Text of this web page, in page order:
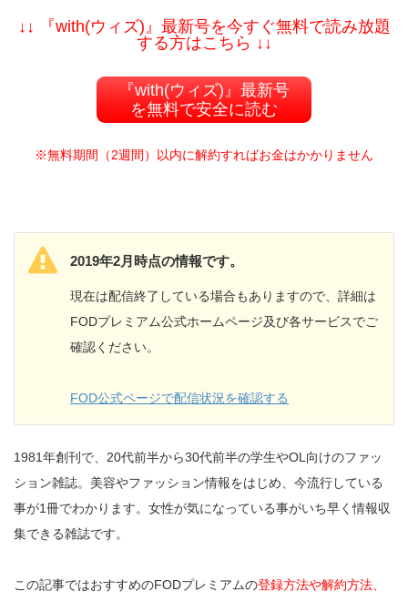
↓↓ 『with(ウィズ)』最新号を今すぐ無料で読み放題
する方はこちら ↓↓
『with(ウィズ)』最新号
を無料で安全に読む
※無料期間（2週間）以内に解約すればお金はかかりません
2019年2月時点の情報です。
現在は配信終了している場合もありますので、詳細は
FODプレミアム公式ホームページ及び各サービスでご
確認ください。
FOD公式ページで配信状況を確認する
1981年創刊で、20代前半から30代前半の学生やOL向けのファッ
ション雑誌。美容やファッション情報をはじめ、今流行している
事が1冊でわかります。女性が気になっている事がいち早く情報収
集できる雑誌です。
この記事ではおすすめのFODプレミアムの登録方法や解約方法、